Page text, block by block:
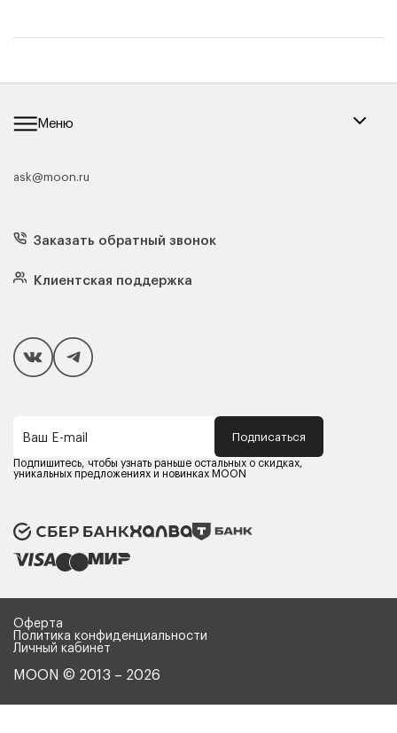
Меню
Каталог мебели
Кресла
Матрасы
Подушки
Чехлы и наматрасники
Покупателям
Способы оплаты
Компания MOON
Оферта
Политика конфиденциальности
Карьера в MOON
ask@moon.ru
Заказать обратный звонок
Клиентская поддержка
Ваш E-mail Подписаться
Подпишитесь, чтобы узнать раньше остальных о скидках,
уникальных предложениях и новинках MOON
MOON © 2013 – 2026
Оферта
Политика конфиденциальности
Личный кабинет